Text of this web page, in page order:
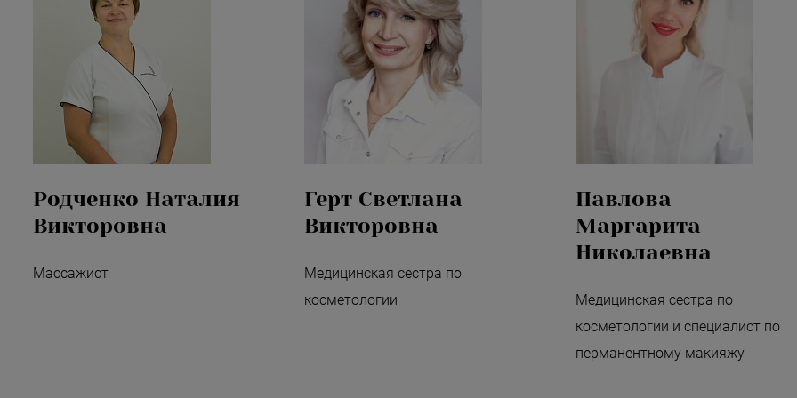
Родченко Наталия
Викторовна
Массажист
Герт Светлана
Викторовна
Медицинская сестра по
косметологии
Павлова
Маргарита
Николаевна
Медицинская сестра по
косметологии и специалист по
перманентному макияжу